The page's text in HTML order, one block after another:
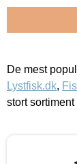
De mest
Lystfisk.dk,
stort